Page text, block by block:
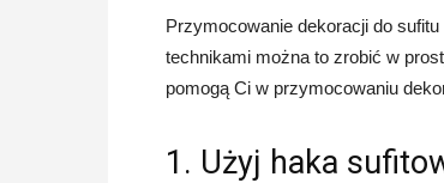
Przymocowanie dekoracji do
technikami można to zrobić w
pomogą Ci w przymocowaniu
1. Użyj haka